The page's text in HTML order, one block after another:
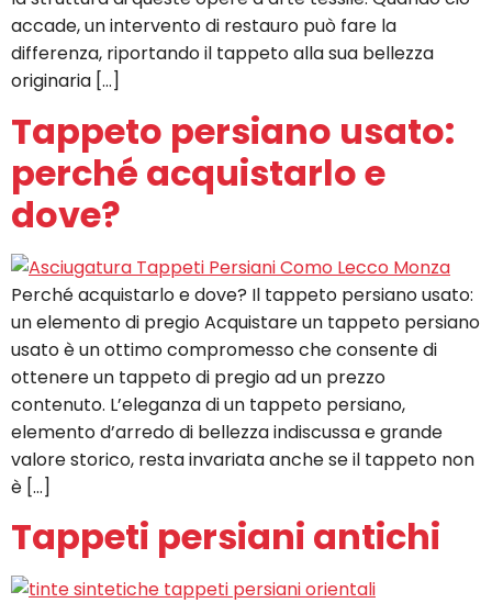
accade, un intervento di restauro può fare la
differenza, riportando il tappeto alla sua bellezza
originaria […]
Tappeto persiano usato:
perché acquistarlo e
dove?
Perché acquistarlo e dove? Il tappeto persiano usato:
un elemento di pregio Acquistare un tappeto persiano
usato è un ottimo compromesso che consente di
ottenere un tappeto di pregio ad un prezzo
contenuto. L’eleganza di un tappeto persiano,
elemento d’arredo di bellezza indiscussa e grande
valore storico, resta invariata anche se il tappeto non
è […]
Tappeti persiani antichi